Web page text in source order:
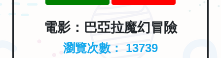
電影：巴亞拉魔幻冒險
瀏覽次數： 13739